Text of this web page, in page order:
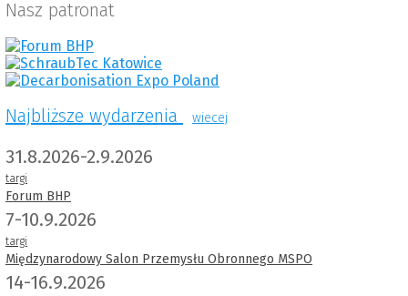
Nasz patronat
Najbliższe wydarzenia wiecej
31.8.2026-2.9.2026
targi
Forum BHP
7-10.9.2026
targi
Międzynarodowy Salon Przemysłu Obronnego MSPO
14-16.9.2026